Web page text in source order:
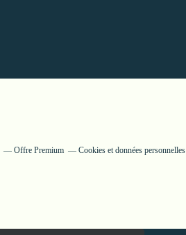
Offre Premium Cookies et données personnelles